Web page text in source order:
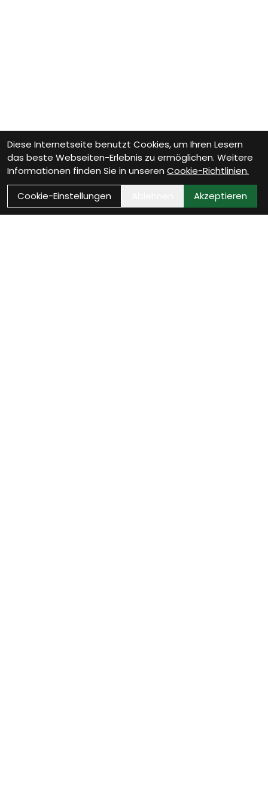
Diese Internetseite benutzt Cookies, um Ihren Lesern
das beste Webseiten-Erlebnis zu ermöglichen. Weitere
Informationen finden Sie in unseren Cookie-Richtlinien.
Cookie-Einstellungen
Akzeptieren